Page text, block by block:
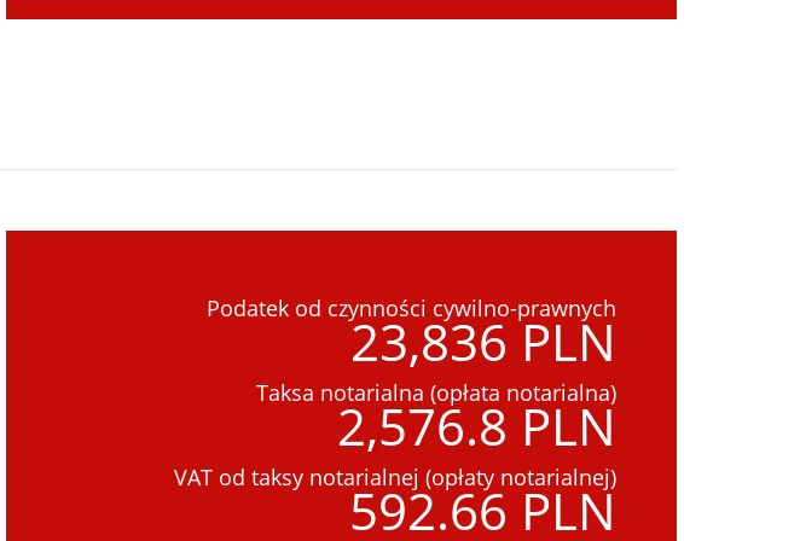
Podatek od czynności cywilno-prawnych
23,836 PLN
Taksa notarialna (opłata notarialna)
2,576.8 PLN
VAT od taksy notarialnej (opłaty notarialnej)
592.66 PLN